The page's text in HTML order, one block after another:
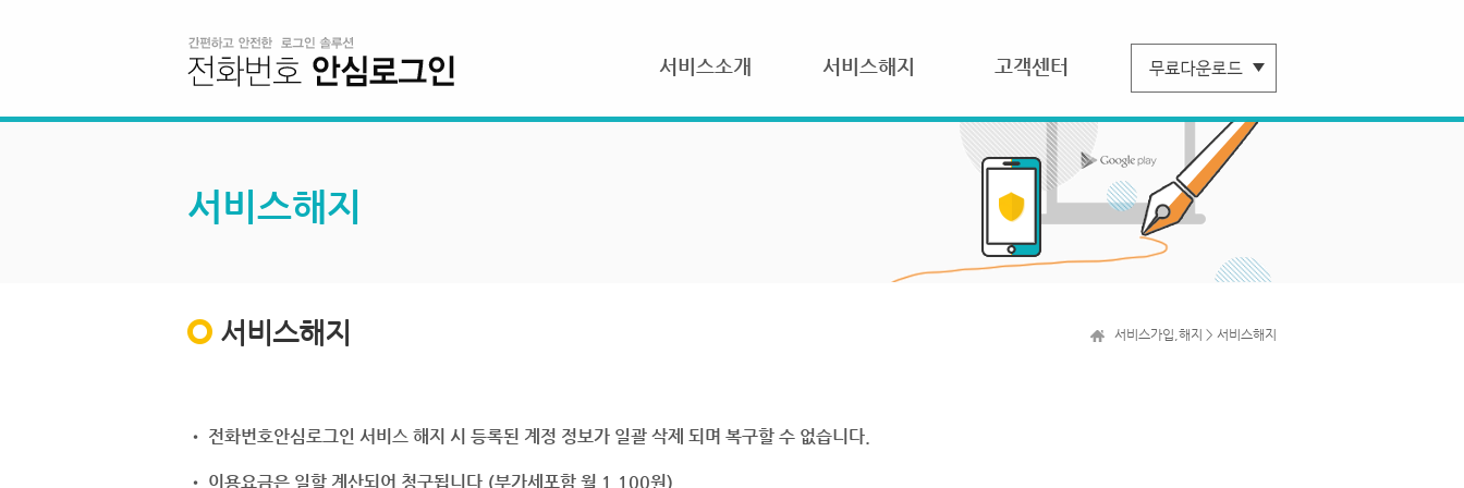
서비스소개 서비스해지 고객센터
서비스해지
서비스해지 서비스가입,해지 > 서비스해지
• 전화번호안심로그인 서비스 해지 시 등록된 계정 정보가 일괄 삭제 되며 복구할 수 없습니다.
• 이용요금은 일할 계산되어 청구됩니다.(부가세포함 월 1,100원)